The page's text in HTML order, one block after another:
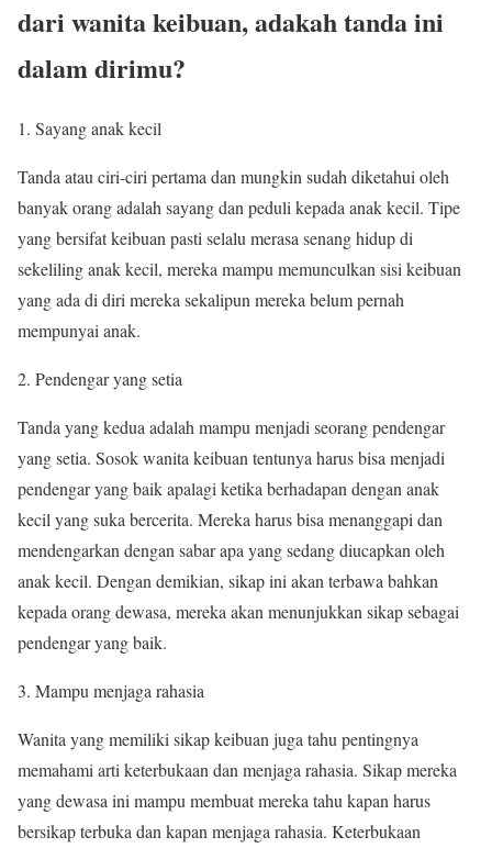
dari wanita keibuan, adakah tanda ini
dalam dirimu?
Sayang anak kecil
Tanda atau ciri-ciri pertama dan mungkin sudah diketahui oleh
banyak orang adalah sayang dan peduli kepada anak kecil. Tipe
yang bersifat keibuan pasti selalu merasa senang hidup di
sekeliling anak kecil, mereka mampu memunculkan sisi keibuan
yang ada di diri mereka sekalipun mereka belum pernah
mempunyai anak.
Pendengar yang setia
Tanda yang kedua adalah mampu menjadi seorang pendengar
yang setia. Sosok wanita keibuan tentunya harus bisa menjadi
pendengar yang baik apalagi ketika berhadapan dengan anak
kecil yang suka bercerita. Mereka harus bisa menanggapi dan
mendengarkan dengan sabar apa yang sedang diucapkan oleh
anak kecil. Dengan demikian, sikap ini akan terbawa bahkan
kepada orang dewasa, mereka akan menunjukkan sikap sebagai
pendengar yang baik.
Mampu menjaga rahasia
Wanita yang memiliki sikap keibuan juga tahu pentingnya
memahami arti keterbukaan dan menjaga rahasia. Sikap mereka
yang dewasa ini mampu membuat mereka tahu kapan harus
bersikap terbuka dan kapan menjaga rahasia. Keterbukaan